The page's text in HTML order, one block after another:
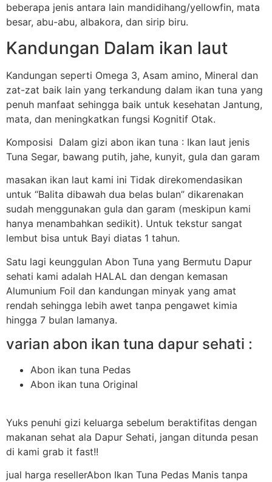
beberapa jenis antara lain mandidihang/yellowfin, mata
besar, abu-abu, albakora, dan sirip biru.
Kandungan Dalam ikan laut
Kandungan seperti Omega 3, Asam amino, Mineral dan
zat-zat baik lain yang terkandung dalam ikan tuna yang
penuh manfaat sehingga baik untuk kesehatan Jantung,
mata, dan meningkatkan fungsi Kognitif Otak.
Komposisi Dalam gizi abon ikan tuna : Ikan laut jenis
Tuna Segar, bawang putih, jahe, kunyit, gula dan garam
masakan ikan laut kami ini Tidak direkomendasikan
untuk “Balita dibawah dua belas bulan” dikarenakan
sudah menggunakan gula dan garam (meskipun kami
hanya menambahkan sedikit). Untuk tekstur sangat
lembut bisa untuk Bayi diatas 1 tahun.
Satu lagi keunggulan Abon Tuna yang Bermutu Dapur
sehati kami adalah HALAL dan dengan kemasan
Alumunium Foil dan kandungan minyak yang amat
rendah sehingga lebih awet tanpa pengawet kimia
hingga 7 bulan lamanya.
varian abon ikan tuna dapur sehati :
Abon ikan tuna Pedas
Abon ikan tuna Original
Yuks penuhi gizi keluarga sebelum beraktifitas dengan
makanan sehat ala Dapur Sehati, jangan ditunda pesan
di kami grab it fast!!
jual harga resellerAbon Ikan Tuna Pedas Manis tanpa